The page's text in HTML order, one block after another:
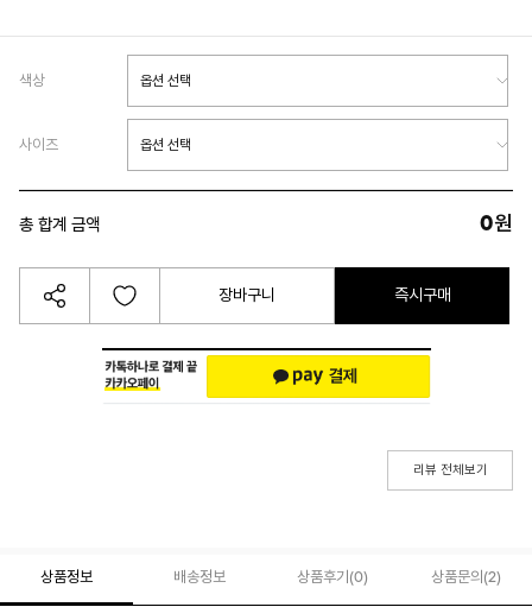
색상
사이즈
총 합계 금액 0원
장바구니 즉시구매
리뷰 전체보기
상품정보 배송정보 상품후기(0) 상품문의 (2)